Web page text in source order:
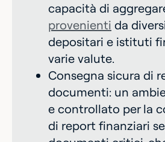
capacità di
provenienti da
depositari e istituti
varie valute.
Consegna sicura di
documenti: un
e controllato per la
di report finanziari